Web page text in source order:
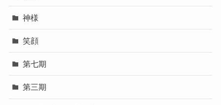
神様
笑顔
第七期
第三期